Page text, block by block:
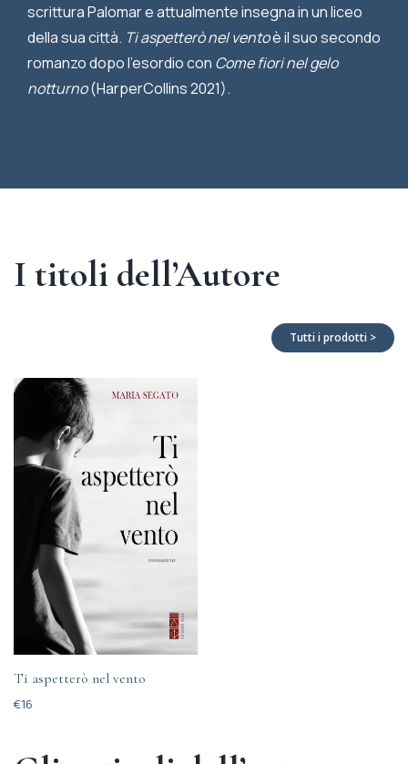
scrittura Palomar e attualmente insegna in un liceo
della sua città. Ti aspetterò nel ventoè il suo secondo
romanzo dopo l’esordio con Come fiori nel gelo
notturno(HarperCollins 2021).
I titoli dell’Autore
Tutti i prodotti >
Ti aspetterò nel vento
€16